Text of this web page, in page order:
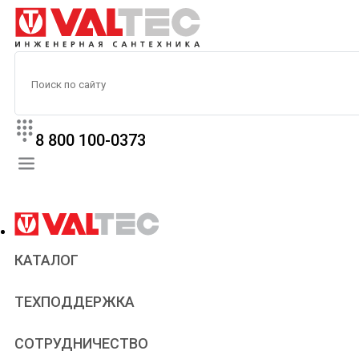
8 800 100-0373
КАТАЛОГ
ТЕХПОДДЕРЖКА
Паспорта и сертификаты
Статьи
СОТРУДНИЧЕСТВО
Сантехникам